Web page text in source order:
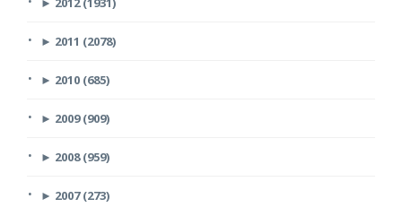
► 2011 (2078)
► 2010 (685)
► 2009 (909)
► 2008 (959)
► 2007 (273)